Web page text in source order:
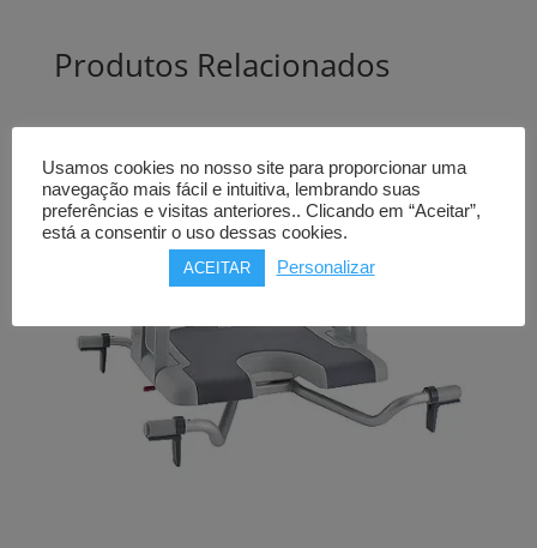
Produtos Relacionados
Usamos cookies no nosso site para proporcionar uma
navegação mais fácil e intuitiva, lembrando suas
preferências e visitas anteriores.. Clicando em “Aceitar”,
está a consentir o uso dessas cookies.
ACEITAR Personalizar